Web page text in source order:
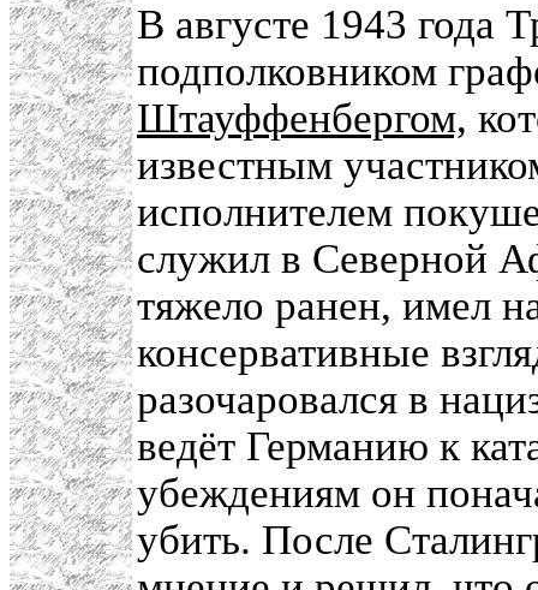
В августе 1943 года
подполковником
Штауффенбергом,
известным
исполнителем
служил в Северной
тяжело ранен, имел
консервативные
разочаровался в
ведёт Германию к
убеждениям он
убить. После